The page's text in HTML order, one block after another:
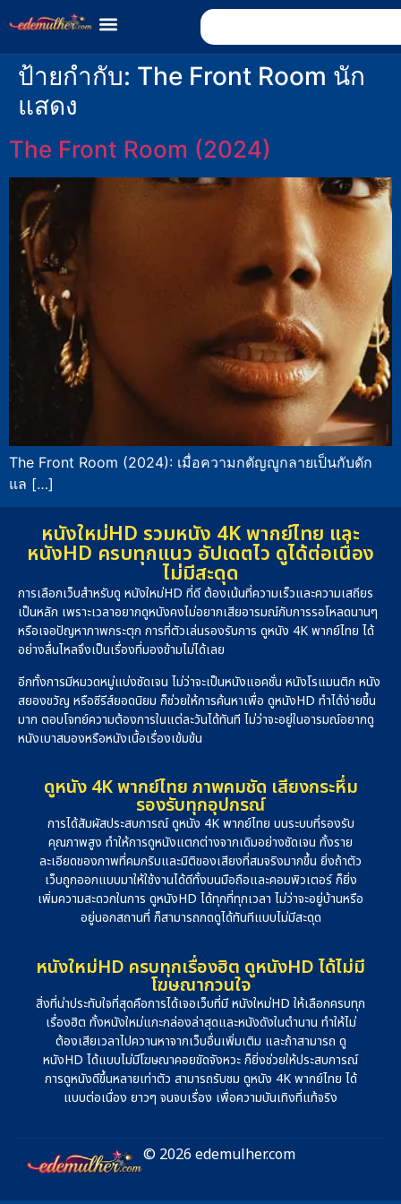
ป้ายกำกับ: The Front Room นัก
แสดง
The Front Room (2024)
The Front Room (2024): เมื่อความกตัญญูกลายเป็นกับดัก
แล […]
หนังใหม่HD รวมหนัง 4K พากย์ไทย และ
หนังHD ครบทุกแนว อัปเดตไว ดูได้ต่อเนื่อง
ไม่มีสะดุด
การเลือกเว็บสำหรับดู หนังใหม่HD ที่ดี ต้องเน้นที่ความเร็วและความเสถียร
เป็นหลัก เพราะเวลาอยากดูหนังคงไม่อยากเสียอารมณ์กับการรอโหลดนานๆ
หรือเจอปัญหาภาพกระตุก การที่ตัวเล่นรองรับการ ดูหนัง 4K พากย์ไทย ได้
อย่างลื่นไหลจึงเป็นเรื่องที่มองข้ามไม่ได้เลย
อีกทั้งการมีหมวดหมู่แบ่งชัดเจน ไม่ว่าจะเป็นหนังแอคชั่น หนังโรแมนติก หนัง
สยองขวัญ หรือซีรีส์ยอดนิยม ก็ช่วยให้การค้นหาเพื่อ ดูหนังHD ทำได้ง่ายขึ้น
มาก ตอบโจทย์ความต้องการในแต่ละวันได้ทันที ไม่ว่าจะอยู่ในอารมณ์อยากดู
หนังเบาสมองหรือหนังเนื้อเรื่องเข้มข้น
ดูหนัง 4K พากย์ไทย ภาพคมชัด เสียงกระหึ่ม
รองรับทุกอุปกรณ์
การได้สัมผัสประสบการณ์ ดูหนัง 4K พากย์ไทย บนระบบที่รองรับ
คุณภาพสูง ทำให้การดูหนังแตกต่างจากเดิมอย่างชัดเจน ทั้งราย
ละเอียดของภาพที่คมกริบและมิติของเสียงที่สมจริงมากขึ้น ยิ่งถ้าตัว
เว็บถูกออกแบบมาให้ใช้งานได้ดีทั้งบนมือถือและคอมพิวเตอร์ ก็ยิ่ง
เพิ่มความสะดวกในการ ดูหนังHD ได้ทุกที่ทุกเวลา ไม่ว่าจะอยู่บ้านหรือ
อยู่นอกสถานที่ ก็สามารถกดดูได้ทันทีแบบไม่มีสะดุด
หนังใหม่HD ครบทุกเรื่องฮิต ดูหนังHD ได้ไม่มี
โฆษณากวนใจ
สิ่งที่น่าประทับใจที่สุดคือการได้เจอเว็บที่มี หนังใหม่HD ให้เลือกครบทุก
เรื่องฮิต ทั้งหนังใหม่แกะกล่องล่าสุดและหนังดังในตำนาน ทำให้ไม่
ต้องเสียเวลาไปควานหาจากเว็บอื่นเพิ่มเติม และถ้าสามารถ ดู
หนังHD ได้แบบไม่มีโฆษณาคอยขัดจังหวะ ก็ยิ่งช่วยให้ประสบการณ์
การดูหนังดีขึ้นหลายเท่าตัว สามารถรับชม ดูหนัง 4K พากย์ไทย ได้
แบบต่อเนื่อง ยาวๆ จนจบเรื่อง เพื่อความบันเทิงที่แท้จริง
© 2026 edemulher.com